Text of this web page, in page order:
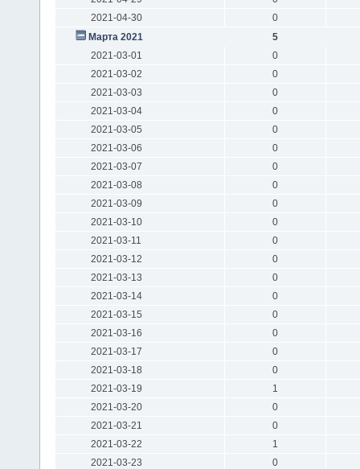
2021-04-30
0
Марта 2021
5
2021-03-01
0
2021-03-02
0
2021-03-03
0
2021-03-04
0
2021-03-05
0
2021-03-06
0
2021-03-07
0
2021-03-08
0
2021-03-09
0
2021-03-10
0
2021-03-11
0
2021-03-12
0
2021-03-13
0
2021-03-14
0
2021-03-15
0
2021-03-16
0
2021-03-17
0
2021-03-18
0
2021-03-19
1
2021-03-20
0
2021-03-21
0
2021-03-22
1
2021-03-23
0